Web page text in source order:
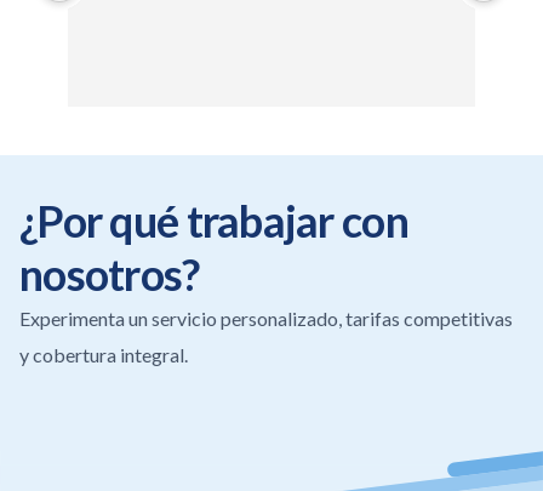
¿Por qué trabajar con
nosotros?
Experimenta un servicio personalizado, tarifas competitivas
y cobertura integral.